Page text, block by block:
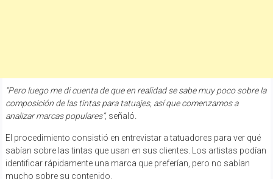
“Pero luego me di cuenta de que en realidad se sabe muy poco sobre la
composición de las tintas para tatuajes, así que comenzamos a
analizar marcas populares”, señaló
El procedimiento consistió en entrevistar a tatuadores para ver qué
sabían sobre las tintas que usan en sus clientes. Los artistas podían
identificar rápidamente una marca que preferían, pero no sabían
mucho sobre su contenido.